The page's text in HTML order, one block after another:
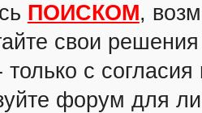
ПОИСКОМ,
свои
с
форум для